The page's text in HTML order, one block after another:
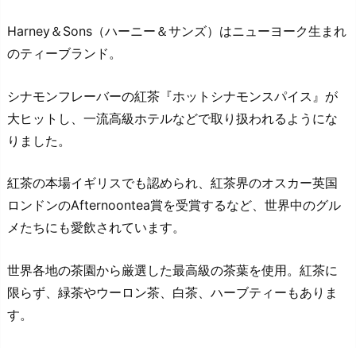
Harney＆Sons（ハーニー＆サンズ）はニューヨーク生まれ
のティーブランド。
シナモンフレーバーの紅茶『ホットシナモンスパイス』が
大ヒットし、一流高級ホテルなどで取り扱われるようにな
りました。
紅茶の本場イギリスでも認められ、紅茶界のオスカー英国
ロンドンのAfternoontea賞を受賞するなど、世界中のグル
メたちにも愛飲されています。
世界各地の茶園から厳選した最高級の茶葉を使用。紅茶に
限らず、緑茶やウーロン茶、白茶、ハーブティーもありま
す。